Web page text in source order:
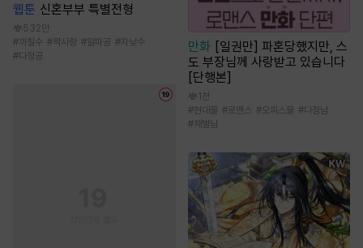
웹툰 신혼부부 특별전형
532만
#까칠수 #짝사랑 #알파공 #자낮수
#다정공
만화
[일권만] 파혼당했지만, 스
도 부장님께 사랑받고 있습니다
[단행본]
1천
#현대물 #로맨스 #오피스물 #다정남
#재벌남